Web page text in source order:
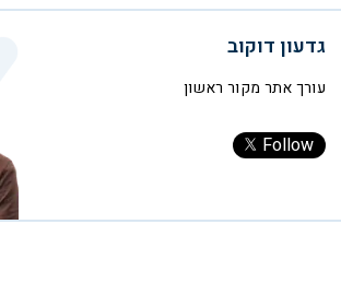
גדעון דוקוב
עורך אתר מקור ראשון
Follow